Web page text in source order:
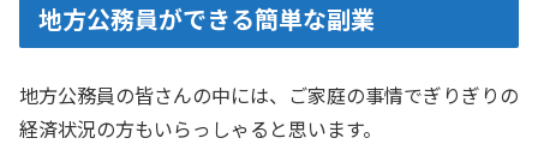
地方公務員ができる簡単な副業
地方公務員の皆さんの中には、ご家庭の事情でぎりぎりの
経済状況の方もいらっしゃると思います。